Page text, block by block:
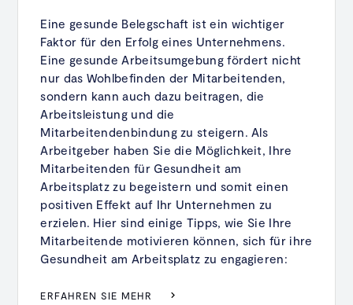
Eine gesunde Belegschaft ist ein wichtiger
Faktor für den Erfolg eines Unternehmens.
Eine gesunde Arbeitsumgebung fördert nicht
nur das Wohlbefinden der Mitarbeitenden,
sondern kann auch dazu beitragen, die
Arbeitsleistung und die
Mitarbeitendenbindung zu steigern. Als
Arbeitgeber haben Sie die Möglichkeit, Ihre
Mitarbeitenden für Gesundheit am
Arbeitsplatz zu begeistern und somit einen
positiven Effekt auf Ihr Unternehmen zu
erzielen. Hier sind einige Tipps, wie Sie Ihre
Mitarbeitende motivieren können, sich für ihre
Gesundheit am Arbeitsplatz zu engagieren:
ERFAHREN SIE MEHR